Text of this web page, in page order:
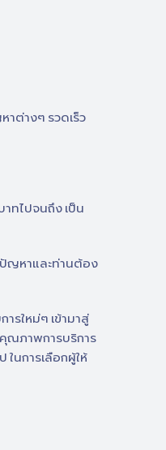
าต่างๆ รวดเร็ว
ทไปจนถึง เป็น
ปัญหาและท่านต้อง
รใหม่ๆ เข้ามาสู่
ณภาพการบริการ
ในการเลือกผู้ให้